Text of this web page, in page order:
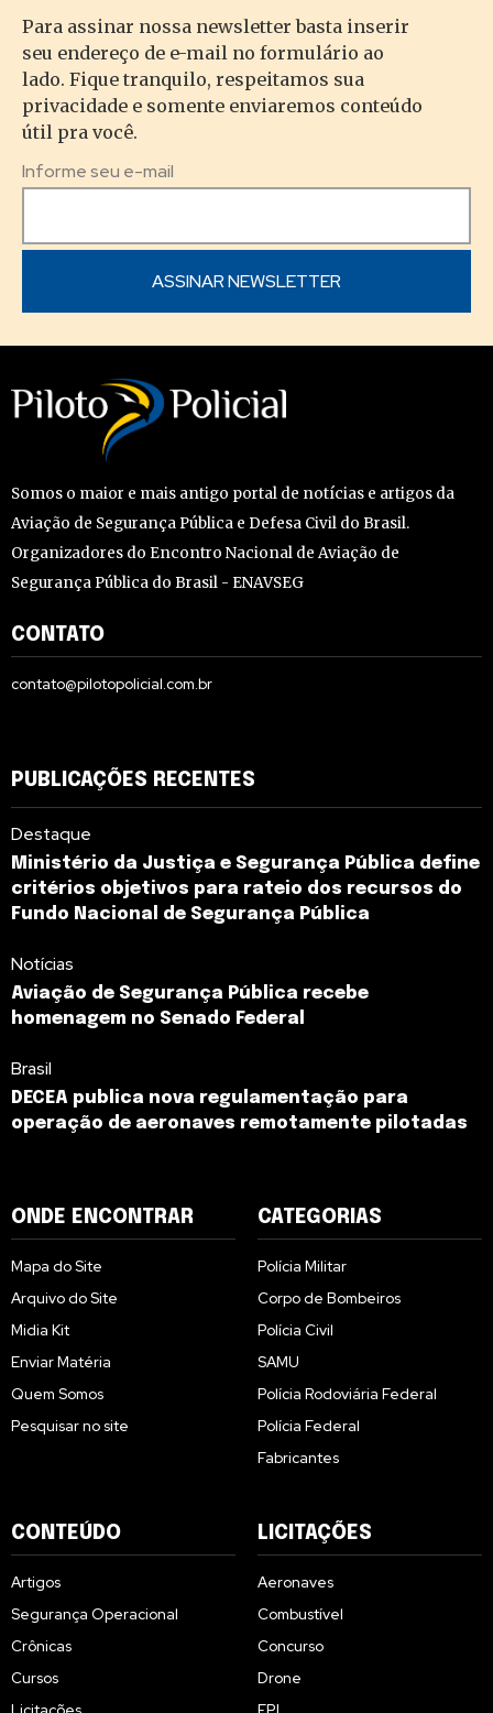
Para assinar nossa newsletter basta inserir
seu endereço de e-mail no formulário ao
lado. Fique tranquilo, respeitamos sua
privacidade e somente enviaremos conteúdo
útil pra você.
Informe seu e-mail
Somos o maior e mais antigo portal de notícias e artigos da
Aviação de Segurança Pública e Defesa Civil do Brasil.
Organizadores do Encontro Nacional de Aviação de
Segurança Pública do Brasil - ENAVSEG
CONTATO
contato@pilotopolicial.com.br
PUBLICAÇÕES RECENTES
Destaque
Ministério da Justiça e Segurança Pública define
critérios objetivos para rateio dos recursos do
Fundo Nacional de Segurança Pública
Notícias
Aviação de Segurança Pública recebe
homenagem no Senado Federal
Brasil
DECEA publica nova regulamentação para
operação de aeronaves remotamente pilotadas
ONDE ENCONTRAR
Mapa do Site
Arquivo do Site
Midia Kit
Enviar Matéria
Quem Somos
Pesquisar no site
CATEGORIAS
Polícia Militar
Corpo de Bombeiros
Polícia Civil
SAMU
Polícia Rodoviária Federal
Polícia Federal
Fabricantes
CONTEÚDO
Artigos
Segurança Operacional
Crônicas
Cursos
LICITAÇÕES
Aeronaves
Combustível
Concurso
Drone